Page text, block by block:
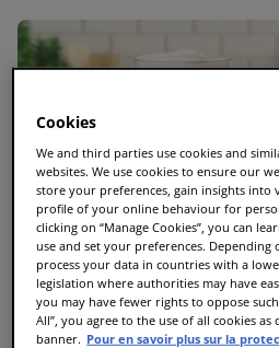
Cookies
We and third parties use cookies and
websites. We use cookies to ensure our
store your preferences, gain insights
profile of your online behaviour for
clicking on “Manage Cookies”, you can
use and set your preferences. Depending
process your data in countries with a
legislation where authorities may have
you may have fewer rights to oppose such
All”, you agree to the use of all cookies
banner. Pour en savoir plus sur la